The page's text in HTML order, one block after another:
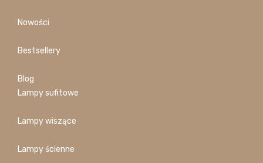
Nowości
Bestsellery
Blog
Lampy sufitowe
Lampy wiszące
Lampy ścienne